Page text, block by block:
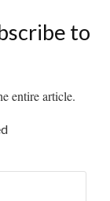
to
entire article.